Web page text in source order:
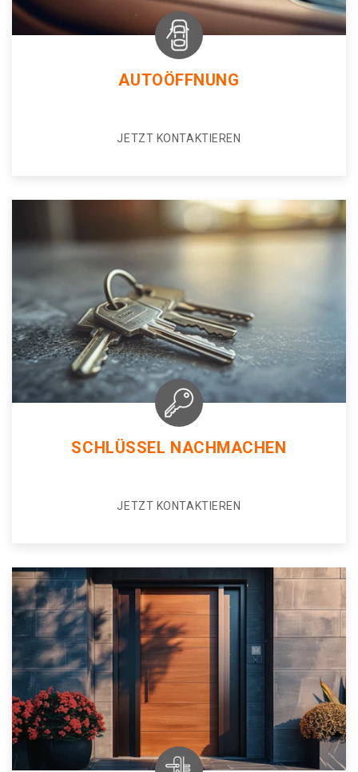
AUTOÖFFNUNG
JETZT KONTAKTIEREN
SCHLÜSSEL NACHMACHEN
JETZT KONTAKTIEREN